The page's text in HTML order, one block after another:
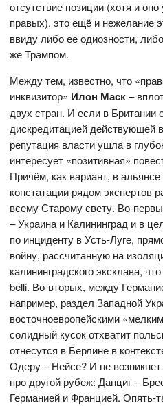
отсутствие позиции (хотя и
правых), это ещё и нежелание
ввиду либо её одиозности,
же Трампом.
Между тем, известно, что
инквизитор» Илон Маск–
двух стран. И если в Британии
дискредитацией действующей
репутация власти ушла в
интересует «позитивная»
Причём, как вариант, в
констатации рядом экспертов
всему Старому свету. Во-
– Украина и Калининград и в
по инциденту в Усть-Луге,
войну, рассчитанную на
калининградского эксклава,
belli. Во-вторых, между
например, раздел Западной
восточноевропейскими
солидный кусок отхватит
отнесутся в Берлине в
Одеру – Нейсе? И не
про другой рубеж: Данциг –
Германией и Францией. Опять-